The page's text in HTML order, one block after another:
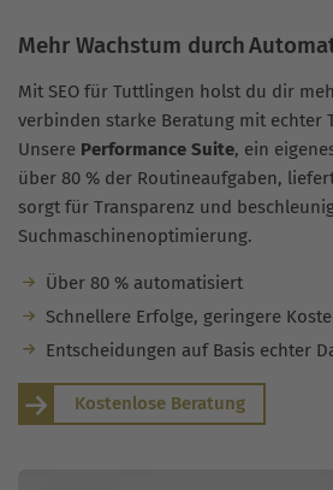
Mehr Wachstum durch
Mit SEO für Tuttlingen holst du dir
verbinden starke Beratung mit echter
Unsere Performance Suite, ein
über 80 % der Routineaufgaben,
sorgt für Transparenz und
Suchmaschinenoptimierung.
Über 80 % automatisiert
Schnellere Erfolge, geringere
Entscheidungen auf Basis echter
Kostenlose Beratung